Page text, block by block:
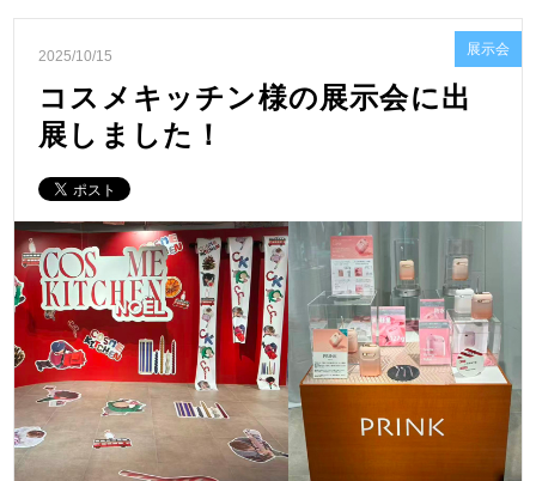
展示会
2025/10/15
コスメキッチン様の展示会に出
展しました！